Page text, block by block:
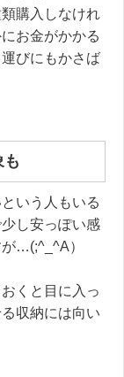
購入しなけれ
お金がかかる
びにもかさば
いう人もいる
し安っぽい感
…(;^_^A）
くと目に入っ
収納には向い